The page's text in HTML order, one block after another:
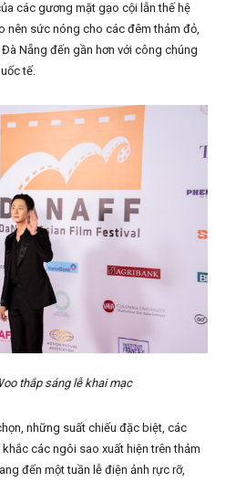
các gương mặt gạo cội lẫn thế hệ
nên sức nóng cho các đêm thảm đỏ,
Nẵng đến gần hơn với công chúng
tế.
thắp sáng lễ khai mạc
những suất chiếu đặc biệt, các
các ngôi sao xuất hiện trên thảm
đến một tuần lễ điện ảnh rực rỡ,